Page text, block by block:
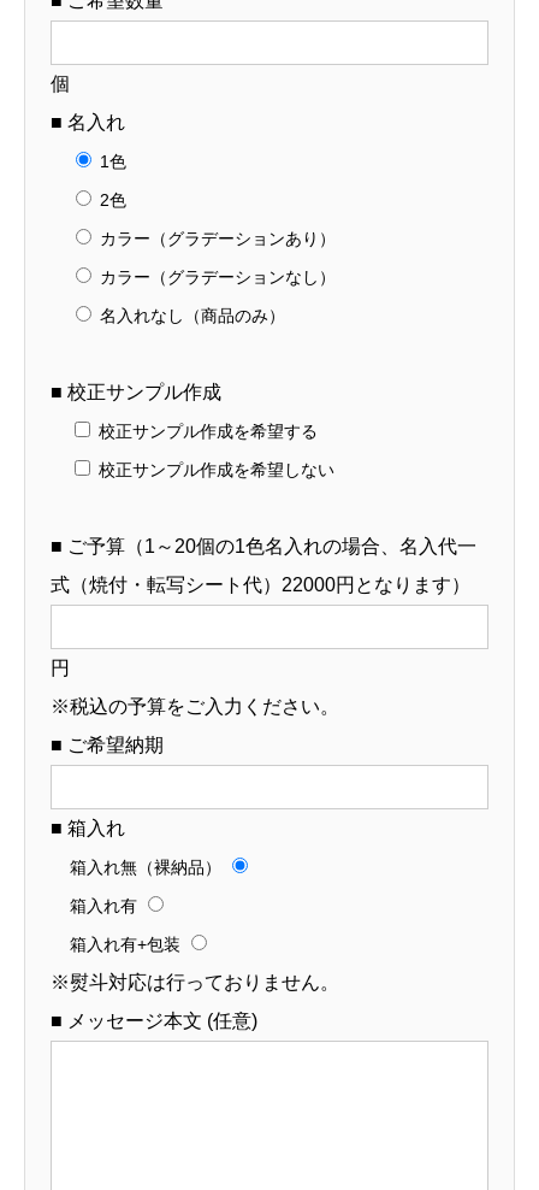
個
■ 名入れ
1色
2色
カラー（グラデーションあり）
カラー（グラデーションなし）
名入れなし（商品のみ）
■ 校正サンプル作成
校正サンプル作成を希望する
校正サンプル作成を希望しない
■ ご予算（1～20個の1色名入れの場合、名入代一
式（焼付・転写シート代）22000円となります）
円
※税込の予算をご入力ください。
■ ご希望納期
■ 箱入れ
箱入れ無（裸納品）
箱入れ有
箱入れ有+包装
※熨斗対応は行っておりません。
■ メッセージ本文 (任意)